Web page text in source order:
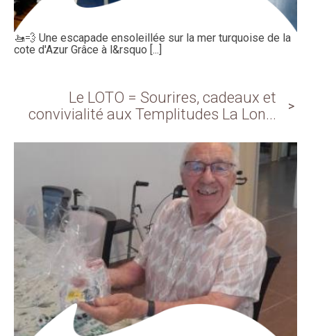
🚤💨 Une escapade ensoleillée sur la mer turquoise de la
cote d'Azur Grâce à l&rsquo [...]
Le LOTO = Sourires, cadeaux et
convivialité aux Templitudes La Lon...